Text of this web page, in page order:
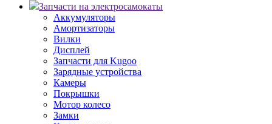
Запчасти на электросамокаты
Аккумуляторы
Амортизаторы
Вилки
Дисплей
Запчасти для Kugoo
Зарядные устройства
Камеры
Покрышки
Мотор колесо
Замки